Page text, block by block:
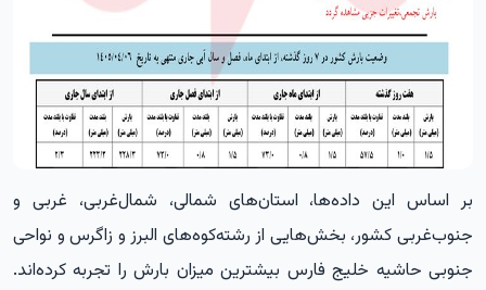
بر اساس این داده‌ها، استان‌های شمالی، شمال‌غربی، غربی و
جنوب‌غربی کشور، بخش‌هایی از رشته‌کوه‌های البرز و زاگرس و نواحی
جنوبی حاشیه خلیج فارس بیشترین میزان بارش را تجربه کرده‌اند.